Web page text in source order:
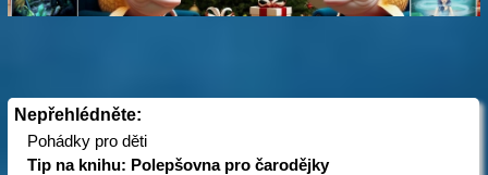
Nepřehlédněte:
Pohádky pro děti
Tip na knihu: Polepšovna pro čarodějky